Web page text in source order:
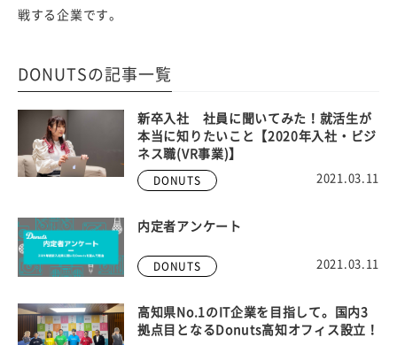
戦する企業です。
DONUTSの記事一覧
DONUTS 2021.03.11
新卒入社 社員に聞いてみた！就活生が
本当に知りたいこと【2020年入社・ビジ
ネス職(VR事業)】
DONUTS 2021.03.11
内定者アンケート
高知県No.1のIT企業を目指して。国内3
拠点目となるDonuts高知オフィス設立！